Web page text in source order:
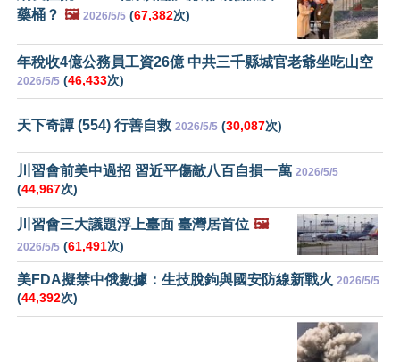
藥桶？ 🖼️ 2026/5/5 (67,382次)
年稅收4億公務員工資26億 中共三千縣城官老爺坐吃山空
2026/5/5 (46,433次)
天下奇譚 (554) 行善自救 2026/5/5 (30,087次)
川習會前美中過招 習近平傷敵八百自損一萬 2026/5/5
(44,967次)
川習會三大議題浮上臺面 臺灣居首位 🖼️
2026/5/5 (61,491次)
美FDA擬禁中俄數據：生技脫鉤與國安防線新戰火 2026/5/5
(44,392次)